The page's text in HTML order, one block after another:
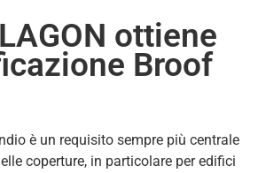
ottiene
Broof
è un requisito sempre più centrale
coperture, in particolare per edifici